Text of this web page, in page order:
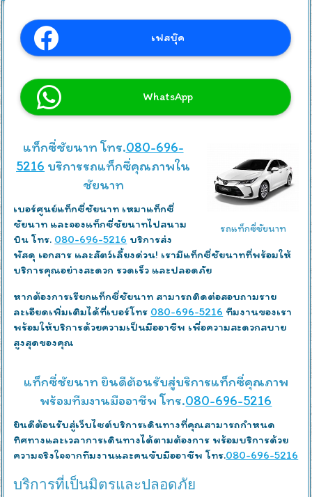
เฟสบุ๊ค
WhatsApp
รถแท็กซี่ชัยนาท
แท็กซี่ชัยนาท โทร.080-696-
5216 บริการรถแท็กซี่คุณภาพใน
ชัยนาท
เบอร์ศูนย์แท็กซี่ชัยนาท เหมาแท็กซี่
ชัยนาท และจองแท็กซี่ชัยนาทไปสนาม
บิน โทร. 080-696-5216 บริการส่ง
พัสดุ เอกสาร และสัตว์เลี้ยงด่วน! เรามีแท็กซี่ชัยนาทที่พร้อมให้
บริการคุณอย่างสะดวก รวดเร็ว และปลอดภัย
หากต้องการเรียกแท็กซี่ชัยนาท สามารถติดต่อสอบถามราย
ละเอียดเพิ่มเติมได้ที่เบอร์โทร 080-696-5216 ทีมงานของเรา
พร้อมให้บริการด้วยความเป็นมืออาชีพ เพื่อความสะดวกสบาย
สูงสุดของคุณ
แท็กซี่ชัยนาท ยินดีต้อนรับสู่บริการแท็กซี่คุณภาพ
พร้อมทีมงานมืออาชีพ โทร.080-696-5216
ยินดีต้อนรับสู่เว็บไซต์บริการเดินทางที่คุณสามารถกำหนด
ทิศทางและเวลาการเดินทางได้ตามต้องการ พร้อมบริการด้วย
ความจริงใจจากทีมงานและคนขับมืออาชีพ โทร.080-696-5216
บริการที่เป็นมิตรและปลอดภัย